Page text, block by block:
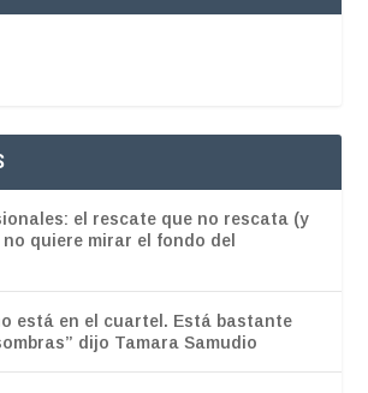
el rescate que no rescata (y
quiere mirar el fondo del
está en el cuartel. Está bastante
dijo Tamara Samudio